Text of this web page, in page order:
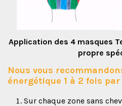
Application des 4 masques
propre
Nous vous
énergétique 1 à 2 fois
Sur chaque zone sans